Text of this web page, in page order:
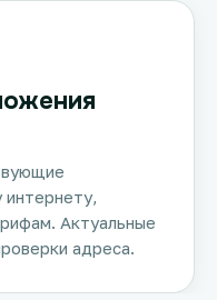
Актуальные
адреса.